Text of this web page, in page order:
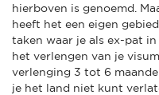
hierboven is genoemd.
heeft het een eigen
taken waar je als ex-pat
het verlengen van je
verlenging 3 tot 6
je het land niet kunt